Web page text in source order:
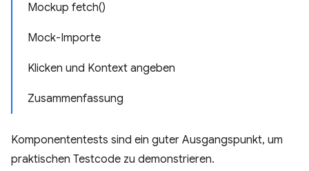
Mockup fetch()
Mock-Importe
Klicken und Kontext angeben
Zusammenfassung
Komponententests sind ein guter Ausgangspunkt, um
praktischen Testcode zu demonstrieren.